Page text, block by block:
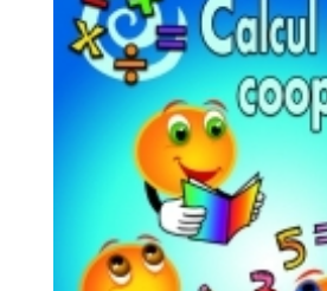
L'ENSEIGNANT///PEMF/